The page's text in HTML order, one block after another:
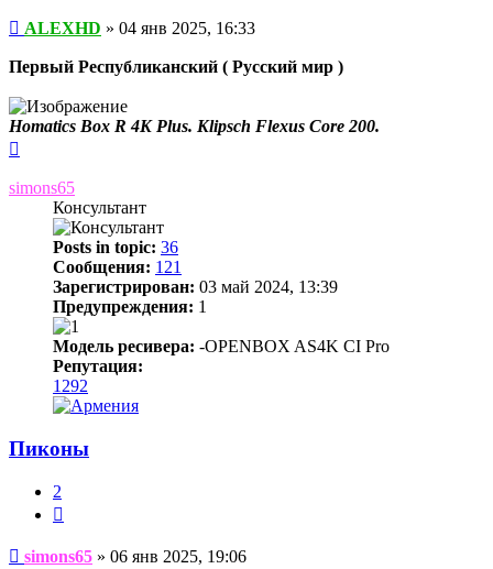
Сообщение
ALEXHD » 04 янв 2025, 16:33
Первый Республиканский ( Русский мир )
Homatics Box R 4K Plus. Klipsch Flexus Core 200.
началу
simons65
Консультант
Posts in topic: 36
Сообщения: 121
Зарегистрирован: 03 май 2024, 13:39
Предупреждения: 1
Модель ресивера: -OPENBOX AS4K CI Pro
Репутация:
1292
Пиконы
2
Сообщение
simons65 » 06 янв 2025, 19:06